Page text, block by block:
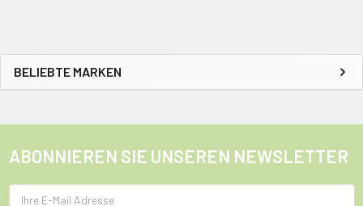
BELIEBTE MARKEN
ABONNIEREN SIE UNSEREN NEWSLETTER